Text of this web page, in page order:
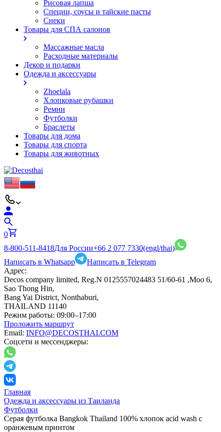
Рисовая лапша
Специи, соусы и тайские пасты
Снеки
Товары для СПА салонов
Массажные масла
Расходные материалы
Декор и подарки
Одежда и аксессуары
Zhoelala
Хлопковые рубашки
Ремни
Футболки
Браслеты
Товары для дома
Товары для спорта
Товары для животных
0
8-800-511-8418Для России+66 2 077 7330(engl/thai)
Написать в Whatsapp
Написать в Telegram
Адрес:
Decos company limited, Reg.N 0125557024483 51/60-61 ,Moo 6,
Sao Thong Hin,
Bang Yai District, Nonthaburi,
THAILAND 11140
Режим работы: 09:00–17:00
Проложить маршрут
Email: INFO@DECOSTHAI.COM
Соцсети и мессенджеры:
Главная
Одежда и аксессуары из Таиланда
Футболки
Серая футболка Bangkok Thailand 100% хлопок acid wash с
оранжевым принтом